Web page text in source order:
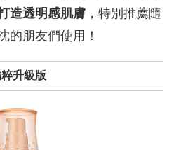
造透明感肌膚 ，特別推薦隨
的朋友們使用！
升級版